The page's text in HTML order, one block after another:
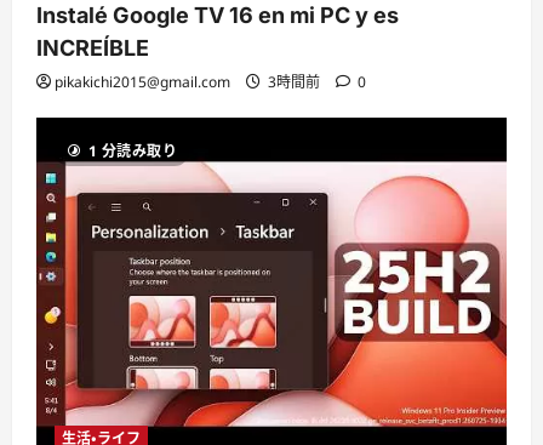
Instalé Google TV 16 en mi PC y es
INCREÍBLE
pikakichi2015@gmail.com 3時間前 0
1 分読み取り
生活・ライフ